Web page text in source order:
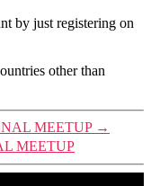
by just registering on
other than
MEETUP →
MEETUP